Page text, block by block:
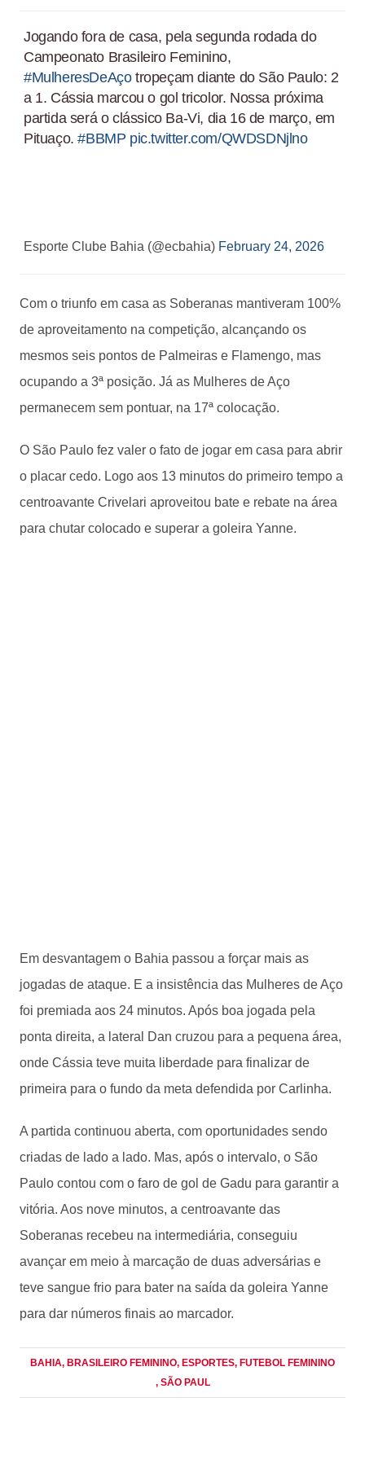
Jogando fora de casa, pela segunda rodada do
Campeonato Brasileiro Feminino,
#MulheresDeAçotropeçam diante do São Paulo: 2
a 1. Cássia marcou o gol tricolor. Nossa próxima
partida será o clássico Ba-Vi, dia 16 de março, em
Pituaço.#BBMP pic.twitter.com/QWDSDNjlno
Esporte Clube Bahia (@ecbahia) February 24, 2026
Com o triunfo em casa as Soberanas mantiveram 100%
de aproveitamento na competição, alcançando os
mesmos seis pontos de Palmeiras e Flamengo, mas
ocupando a 3ª posição. Já as Mulheres de Aço
permanecem sem pontuar, na 17ª colocação.
O São Paulo fez valer o fato de jogar em casa para abrir
o placar cedo. Logo aos 13 minutos do primeiro tempo a
centroavante Crivelari aproveitou bate e rebate na área
para chutar colocado e superar a goleira Yanne.
Em desvantagem o Bahia passou a forçar mais as
jogadas de ataque. E a insistência das Mulheres de Aço
foi premiada aos 24 minutos. Após boa jogada pela
ponta direita, a lateral Dan cruzou para a pequena área,
onde Cássia teve muita liberdade para finalizar de
primeira para o fundo da meta defendida por Carlinha.
A partida continuou aberta, com oportunidades sendo
criadas de lado a lado. Mas, após o intervalo, o São
Paulo contou com o faro de gol de Gadu para garantir a
vitória. Aos nove minutos, a centroavante das
Soberanas recebeu na intermediária, conseguiu
avançar em meio à marcação de duas adversárias e
teve sangue frio para bater na saída da goleira Yanne
para dar números finais ao marcador.
BAHIA, BRASILEIRO FEMININO, ESPORTES, FUTEBOL FEMININO
, SÃO PAUL